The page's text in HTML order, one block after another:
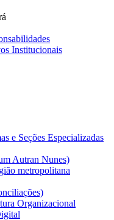
Institucionais
e Seções Especializadas
Autran Nunes)
metropolitana
Organizacional